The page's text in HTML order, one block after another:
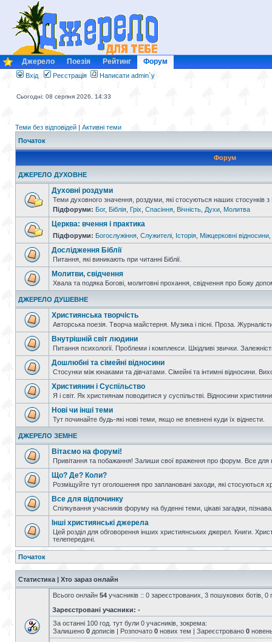
Джерело Поезія Рейтинг Форум
Вхід Реєстрація Написати admin`у
Сьогодні: 08 серпня 2026, 14:33
Теми без відповідей | Активні теми
Початок
Форум
ДЖЕРЕЛО ДУХОВНЕ
Духовні роздуми
Теми духовного значення, роздуми, які стосуються наших стосунків з
Підфоруми: Бог, Біблія Гріх Спасіння Вічність Духи Молитва
Церква: вчення і практика
Підфоруми: Богослужіння Служителі Історія Міжцерковні відносини
Дослідження Біблії
Питання, які виникають при читанні Біблії.
Молитви, свідчення
Хвала та подяка Богові, молитовні прохання, свідчення про Божу
ДЖЕРЕЛО ДУШЕВНЕ
Християнська творчість
Авторська поезія. Творча майстерня. Музика і пісні. Проза.
Внутрішній світ людини
Питання психології. Проблеми і комплекси. Шкідливі звички.
Дошлюбні та сімейні відносини
Стосунки між юнаками та дівчатами. Сімейні та інтимні відносини.
Християнин і Суспільство
Я і світ. Як християнам поводитися у суспільстві. Відносини
Нові чи інші теми
Тут починайте будь-які нові теми, якщо не впевнені куди їх віднести.
ДЖЕРЕЛО ЗЕМНЕ
Вітаємо на форумі!
Привітання та побажання! Залиши свої враження про форум. Все для
Що? Де? Коли?
Розміщуйте тут оголошення про заплановані заходи, які стосуються
Все для відпочинку
Спілкування учасників форуму на буденні теми, цікаві загадки,
Інші християнські джерела
Цей розділ для обговорення інших християнських джерел. Книги.
телепередачі.
Початок
Статистика | Хто зараз онлайн
Всього онлайн 54 учасників :: 0 зареєстрованих, 3 пошукових ботів, 0
Зареєстровані учасники: -
За останні 100 год. тут були 0 учасників, зокрема:
Залишено 0 дописів | Розпочато 0 нових тем | Зареєстровано 0